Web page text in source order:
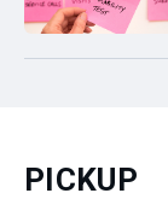
PICKUP